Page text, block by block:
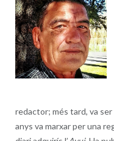
redactor; més tard, va
anys va marxar per una